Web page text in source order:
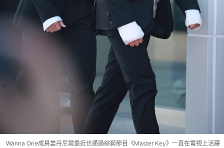
Wanna One成員姜丹尼爾最近也通過綜藝節目《Master Key》一直在電視上活躍